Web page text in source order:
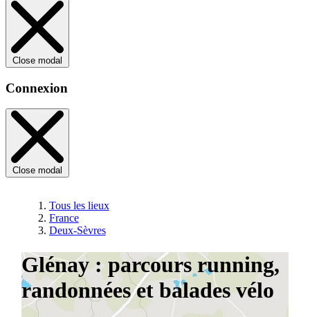
Close modal
Connexion
Close modal
Tous les lieux
France
Deux-Sèvres
Glénay : parcours running,
randonnées et balades vélo